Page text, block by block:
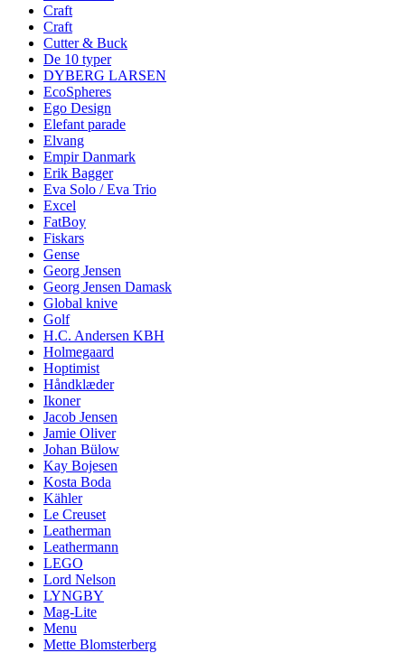
Craft
Craft
Cutter & Buck
De 10 typer
DYBERG LARSEN
EcoSpheres
Ego Design
Elefant parade
Elvang
Empir Danmark
Erik Bagger
Eva Solo / Eva Trio
Excel
FatBoy
Fiskars
Gense
Georg Jensen
Georg Jensen Damask
Global knive
Golf
H.C. Andersen KBH
Holmegaard
Hoptimist
Håndklæder
Ikoner
Jacob Jensen
Jamie Oliver
Johan Bülow
Kay Bojesen
Kosta Boda
Kähler
Le Creuset
Leatherman
Leathermann
LEGO
Lord Nelson
LYNGBY
Mag-Lite
Menu
Mette Blomsterberg